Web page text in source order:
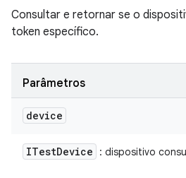
Consultar e retornar se o
token específico.
Parâmetros
device
ITestDevice : dispositivo